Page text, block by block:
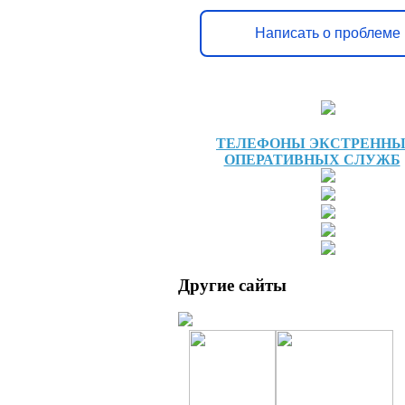
Написать о проблеме
ТЕЛЕФОНЫ
ОПЕРАТИВНЫХ СЛУЖБ
Другие сайты